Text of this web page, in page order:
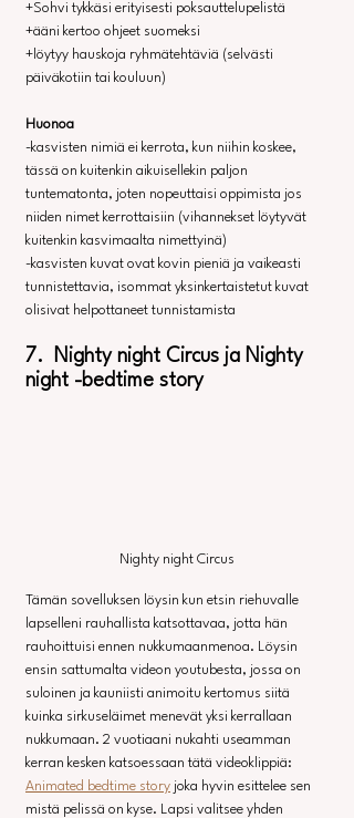
+Sohvi tykkäsi erityisesti poksauttelupelistä
+ääni kertoo ohjeet suomeksi
+löytyy hauskoja ryhmätehtäviä (selvästi
päiväkotiin tai kouluun)
Huonoa
-kasvisten nimiä ei kerrota, kun niihin koskee,
tässä on kuitenkin aikuisellekin paljon
tuntematonta, joten nopeuttaisi oppimista jos
niiden nimet kerrottaisiin (vihannekset löytyvät
kuitenkin kasvimaalta nimettyinä)
-kasvisten kuvat ovat kovin pieniä ja vaikeasti
tunnistettavia, isommat yksinkertaistetut kuvat
olisivat helpottaneet tunnistamista
7.  Nighty night Circus ja Nighty
night -bedtime story
Nighty night Circus
Tämän sovelluksen löysin kun etsin riehuvalle
lapselleni rauhallista katsottavaa, jotta hän
rauhoittuisi ennen nukkumaanmenoa. Löysin
ensin sattumalta videon youtubesta, jossa on
suloinen ja kauniisti animoitu kertomus siitä
kuinka sirkuseläimet menevät yksi kerrallaan
nukkumaan. 2 vuotiaani nukahti useamman
kerran kesken katsoessaan tätä videoklippiä:
Animated bedtime story joka hyvin esittelee sen
mistä pelissä on kyse. Lapsi valitsee yhden